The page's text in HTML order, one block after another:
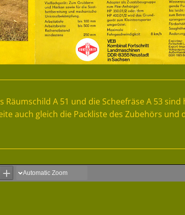
Räumschild A 51 und die Scheefräse A 53 sind
auch gleich die Packliste des Zubehörs und